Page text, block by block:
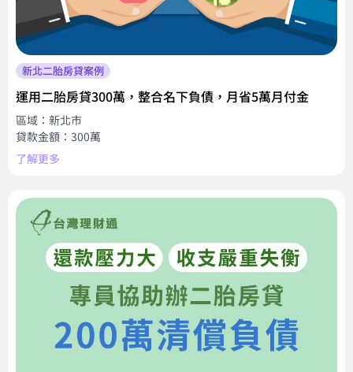
新北二胎房貸案例
運用二胎房貸300萬，整合名下負債，月省5萬月付金
區域：新北市
貸款金額：300萬
了解更多